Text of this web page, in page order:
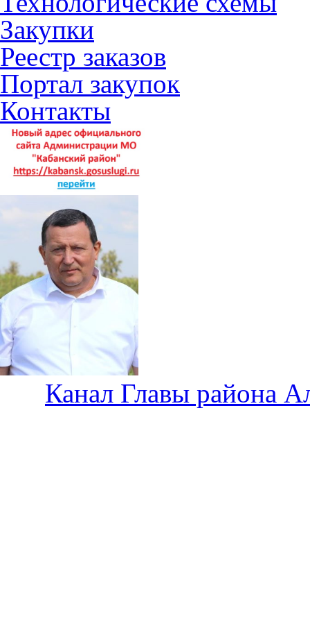
Закупки
Реестр заказов
Портал закупок
Контакты
Канал Главы района